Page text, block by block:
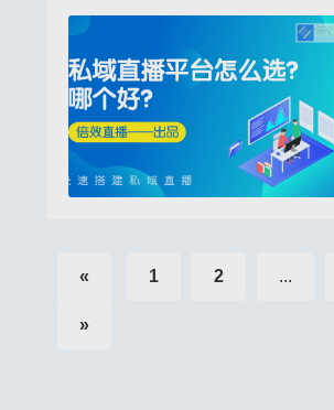
« 1 2 ...
»